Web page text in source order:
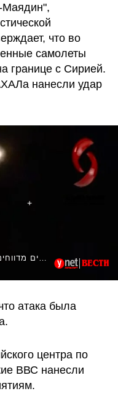
Маядин",
что во
самолеты
границе с Сирией.
нанесли удар
453908#הסורים מדווחים על תקיפה באזור מאסייאף
атака была
центра по
ВВС нанесли